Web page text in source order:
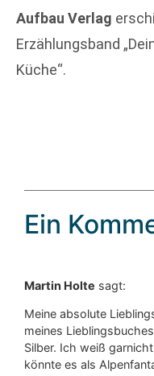
Aufbau Verlag
Erzählungsband
Küche“.
Ein
Martin Holte sagt:
Meine absolute
meines
Silber. Ich weiß
könnte es als